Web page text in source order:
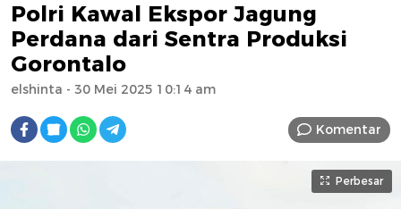
Polri Kawal Ekspor Jagung
Perdana dari Sentra Produksi
Gorontalo
elshinta - 30 Mei 2025 10:14 am
Komentar
Perbesar